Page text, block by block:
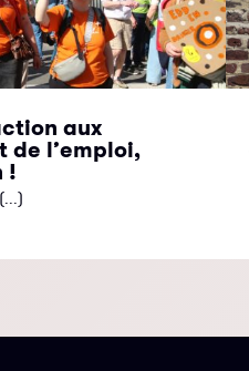
aux
de l’emploi,
!